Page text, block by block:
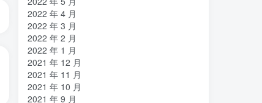
2022 年 4 月
2022 年 3 月
2022 年 2 月
2022 年 1 月
2021 年 12 月
2021 年 11 月
2021 年 10 月
2021 年 9 月